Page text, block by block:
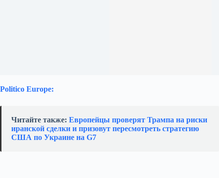
Politico Europe:
Читайте также: Европейцы проверят Трампа на риски
иранской сделки и призовут пересмотреть стратегию
США по Украине на G7